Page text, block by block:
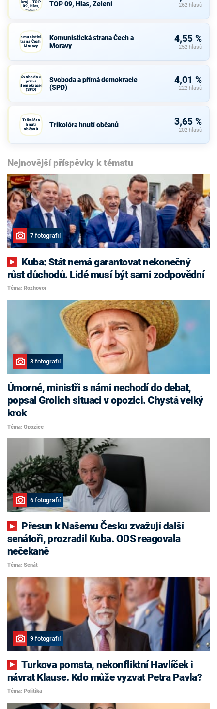
kraj - TOP
09, Hlas,
Zelení
TOP 09, Hlas, Zelení
262 hlasů
Komunistická
strana Čech a
Moravy
Komunistická strana Čech a
Moravy
4,55 %
252 hlasů
Svoboda a
přímá
demokracie
(SPD)
Svoboda a přímá demokracie
(SPD)
4,01 %
222 hlasů
Trikolóra
hnutí
občanů
Trikolóra hnutí občanů 3,65 %
202 hlasů
Nejnovější příspěvky k tématu
7 fotografií
růst důchodů. Lidé musí být sami zodpovědní
Téma: Rozhovor
8 fotografií
Úmorné, ministři s námi nechodí do debat,
popsal Grolich situaci v opozici. Chystá velký
krok
Téma: Opozice
6 fotografií
senátoři, prozradil Kuba. ODS reagovala
nečekaně
Téma: Senát
9 fotografií
Turkova pomsta, nekonfliktní Havlíček i
návrat Klause. Kdo může vyzvat Petra Pavla?
Téma: Politika